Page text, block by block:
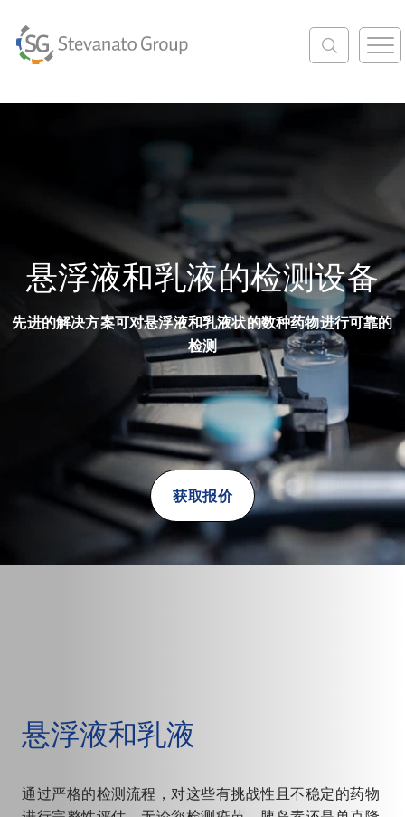
M
e
u
悬浮液和乳液的检测设备
先进的解决方案可对悬浮液和乳液状的数种药物进行可靠的
检测
获取报价
悬浮液和乳液
通过严格的检测流程，对这些有挑战性且不稳定的药物